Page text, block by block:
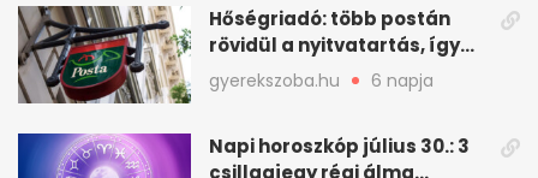
Hőségriadó: több postán
rövidül a nyitvatartás, így
intézkedik a Magyar Posta
gyerekszoba.hu 6 napja
Napi horoszkóp július 30.: 3
csillagjegy régi álma